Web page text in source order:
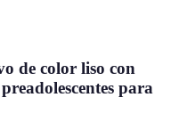
de color liso con
para